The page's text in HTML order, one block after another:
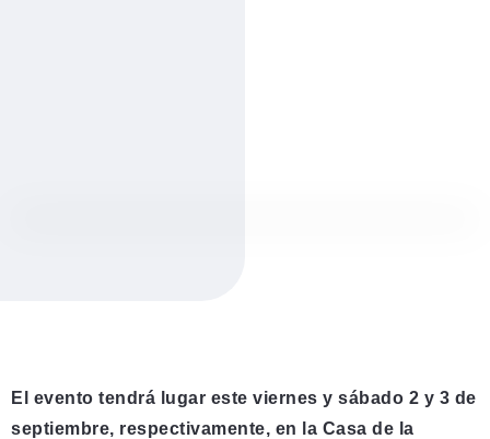
El evento tendrá lugar este viernes y sábado 2 y 3 de
septiembre, respectivamente, en la Casa de la